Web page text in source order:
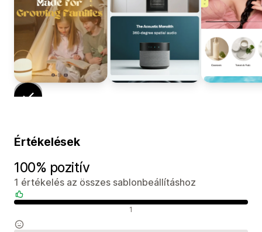
Értékelések
100% pozitív
1 értékelés az összes sablonbeállításhoz
1